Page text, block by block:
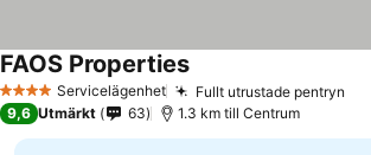
4 StjärnorServicelägenhet Fullt utrustade pentryn
FAOS Properties
9,6 Utmärkt 63 1.3 km till Centrum